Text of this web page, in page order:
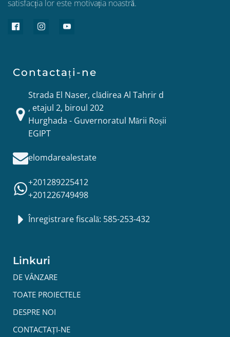
satisfacția lor este motivația noastră.
Contactați-ne
Strada El Naser, clădirea Al Tahrir d
, etajul 2, biroul 202
Hurghada - Guvernoratul Mării Roșii
EGIPT
elomdarealestate
+201289225412
+201226749498
Înregistrare fiscală: 585-253-432
Linkuri
DE VÂNZARE
TOATE PROIECTELE
DESPRE NOI
CONTACTAȚI-NE